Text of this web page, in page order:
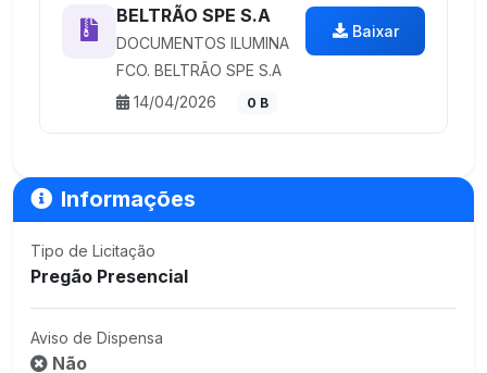
BELTRÃO SPE S.A
DOCUMENTOS ILUMINA
FCO. BELTRÃO SPE S.A
14/04/2026
0 B
Baixar
Informações
Tipo de Licitação
Pregão Presencial
Aviso de Dispensa
Não